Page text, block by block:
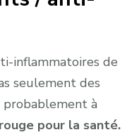
inflammatoires de
seulement des
probablement à
pour la santé.